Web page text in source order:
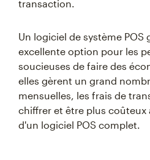
transaction.
Un logiciel de système
excellente option pour les
soucieuses de faire des
elles gèrent un grand
mensuelles, les frais de
chiffrer et être plus coûteux
d'un logiciel POS complet.